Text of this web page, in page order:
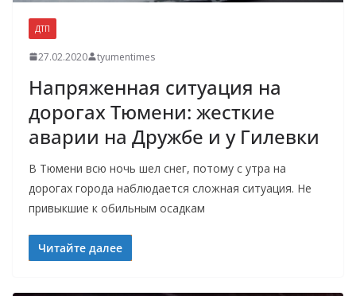
ДТП
27.02.2020 tyumentimes
Напряженная ситуация на
дорогах Тюмени: жесткие
аварии на Дружбе и у Гилевки
В Тюмени всю ночь шел снег, потому с утра на
дорогах города наблюдается сложная ситуация. Не
привыкшие к обильным осадкам
Читайте далее